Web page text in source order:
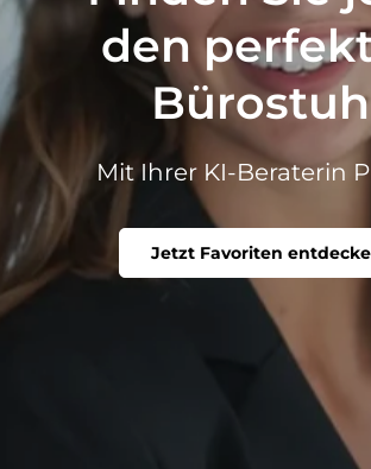
den
Mit Ihrer KI-Beraterin
Jetzt Favoriten